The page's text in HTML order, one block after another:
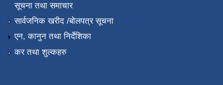
सूचना तथा समाचार
सार्वजनिक खरीद /बोलपत्र सूचना
एन, कानुन तथा निर्देशिका
कर तथा शुल्कहरु